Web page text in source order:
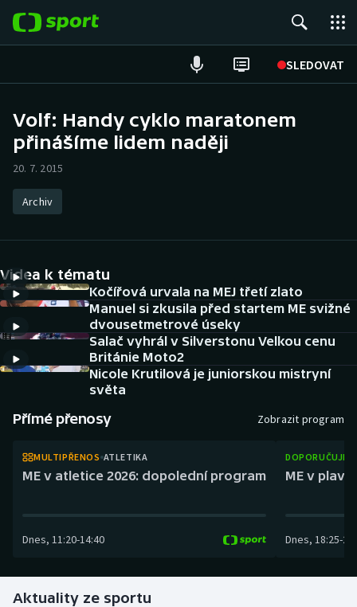
SLEDOVAT
ME v plavání
Hokej
DALŠÍ SPORTY
Americký fotbal
Atletika
Biatlon
Curling
NEPŘEHLÉDNĚTE
Soutěže
AZ kvíz
Volf: Handy cyklo maratonem
přinášíme lidem naději
20. 7. 2015
Archiv
Videa k tématu
Kočířová urvala na MEJ třetí zlato
Manuel si zkusila před startem ME svižné
dvousetmetrové úseky
Salač vyhrál v Silverstonu Velkou cenu
Británie Moto2
Nicole Krutilová je juniorskou mistryní
světa
Přímé přenosy Zobrazit program
MULTIPŘENOS ATLETIKA
ME v atletice 2026: dopolední program
Dnes, 11:20-14:40
ME v
Dnes, 18:25-
Aktuality ze sportu